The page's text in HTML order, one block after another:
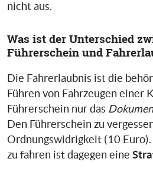
nicht aus.
Was ist der Unterschied
Führerschein und
Die Fahrerlaubnis ist die
Führen von Fahrzeugen einer
Führerschein nur das
Den Führerschein zu
Ordnungswidrigkeit (10
zu fahren ist dagegen eine